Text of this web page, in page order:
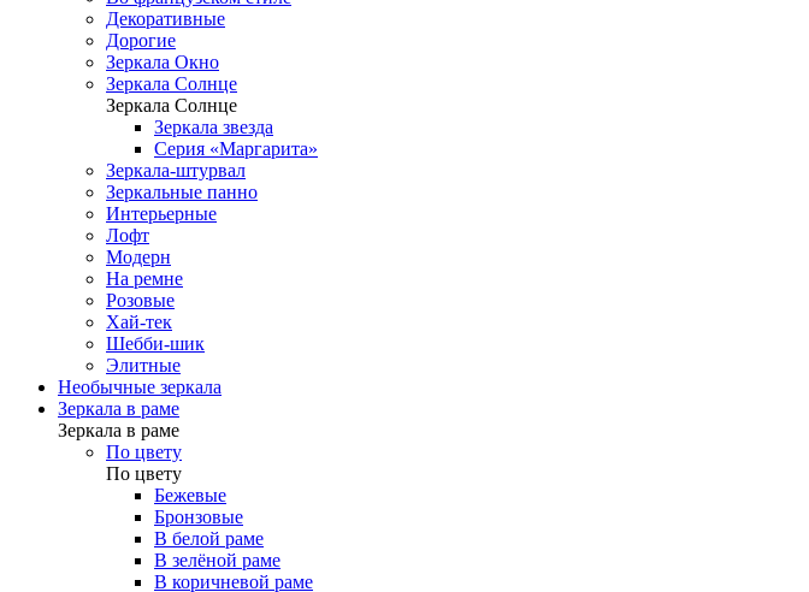
Декоративные
Дорогие
Зеркала Окно
Зеркала Солнце
Зеркала Солнце
Зеркала звезда
Серия «Маргарита»
Зеркала-штурвал
Зеркальные панно
Интерьерные
Лофт
Модерн
На ремне
Розовые
Хай-тек
Шебби-шик
Элитные
Необычные зеркала
Зеркала в раме
Зеркала в раме
По цвету
По цвету
Бежевые
Бронзовые
В белой раме
В зелёной раме
В коричневой раме